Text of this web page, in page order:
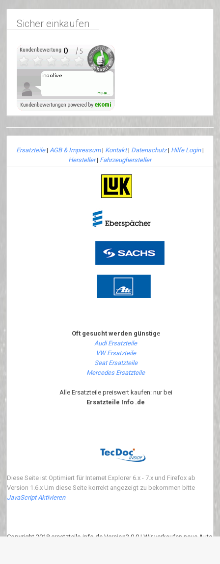
Sicher einkaufen
Ersatzteile| AGB & Impressum| Kontakt| Datenschutz| Hilfe Login|
Hersteller| Fahrzeughersteller
Oft gesucht werden günstige
Audi Ersatzteile
VW Ersatzteile
Seat Ersatzteile
Mercedes Ersatzteile
Alle Ersatzteile preiswert kaufen: nur bei
Ersatzteile Info .de
Diese Seite ist Optimiert für Internet Explorer 6.x - 7.x und Firefox ab
Version 1.6.x Um diese Seite korrekt angezeigt zu bekommen bitte
JavaScript Aktivieren
Copyright 2018 ersatzteile-info.de Version3.0.0 | Wir verkaufen neue Auto